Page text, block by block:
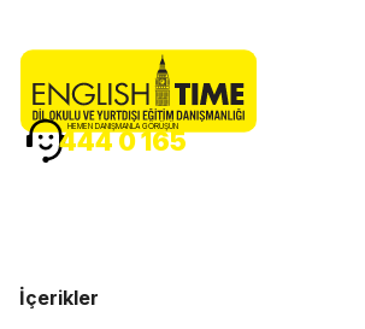
İçerikler
HEMEN DANIŞMANLA GÖRÜŞÜN
444 0 165